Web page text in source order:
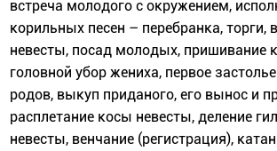
встреча молодого с окружением,
корильных песен – перебранка, торги,
невесты, посад молодых, пришивание
головной убор жениха, первое
родов, выкуп приданого, его вынос и
расплетание косы невесты, деление
невесты, венчание (регистрация),